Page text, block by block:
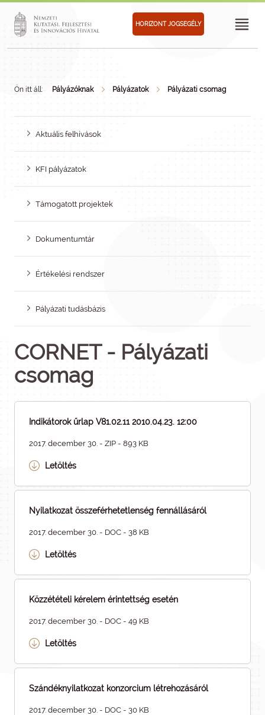
HORIZONT JOGSEGÉLY
Ön itt áll: Pályázóknak Pályázatok Pályázati csomag
Aktuális felhívások
KFI pályázatok
Támogatott projektek
Dokumentumtár
Értékelési rendszer
Pályázati tudásbázis
CORNET - Pályázati
csomag
Indikátorok űrlap V81.02.11 2010.04.23. 12:00
2017. december 30. - ZIP - 893 KB
Letöltés
Nyilatkozat összeférhetetlenség fennállásáról
2017. december 30. - DOC - 38 KB
Letöltés
Közzétételi kérelem érintettség esetén
2017. december 30. - DOC - 49 KB
Letöltés
Szándéknyilatkozat konzorcium létrehozásáról
2017. december 30. - DOC - 30 KB